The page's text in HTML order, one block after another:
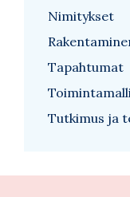
Nimitykset
Tapahtumat
Tutkimus ja